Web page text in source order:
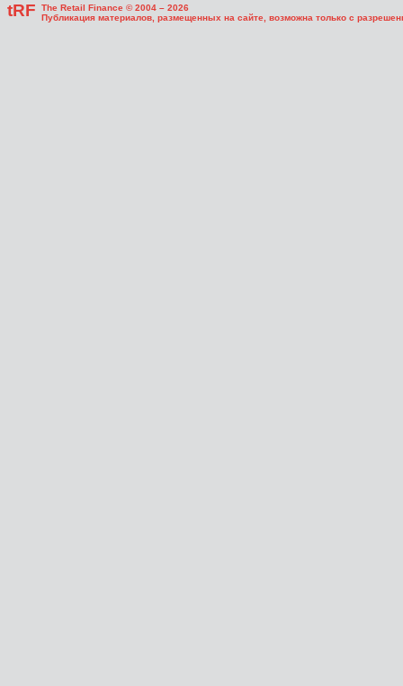
The Retail Finance © 2004 – 2026
Публикация материалов, размещенных на сайте, возможна только с
tRF